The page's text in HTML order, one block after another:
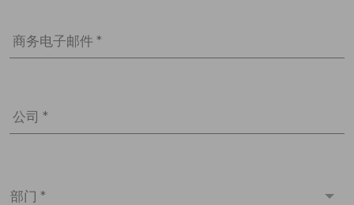
商务电子邮件 *
公司 *
部门 *